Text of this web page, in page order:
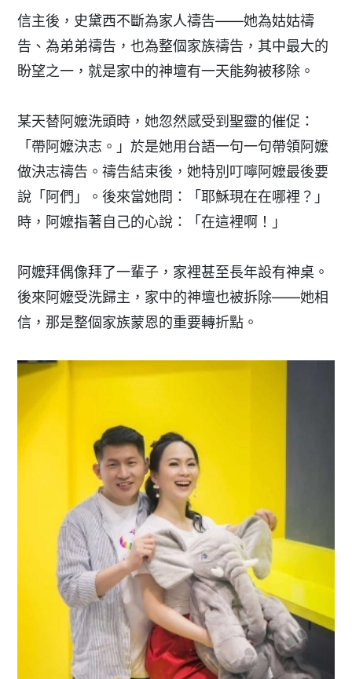
信主後，史黛西不斷為家人禱告——她為姑姑禱
告、為弟弟禱告，也為整個家族禱告，其中最大的
盼望之一，就是家中的神壇有一天能夠被移除。
某天替阿嬤洗頭時，她忽然感受到聖靈的催促：
「帶阿嬤決志。」於是她用台語一句一句帶領阿嬤
做決志禱告。禱告結束後，她特別叮嚀阿嬤最後要
說「阿們」。後來當她問：「耶穌現在在哪裡？」
時，阿嬤指著自己的心說：「在這裡啊！」
阿嬤拜偶像拜了一輩子，家裡甚至長年設有神桌。
後來阿嬤受洗歸主，家中的神壇也被拆除——她相
信，那是整個家族蒙恩的重要轉折點。